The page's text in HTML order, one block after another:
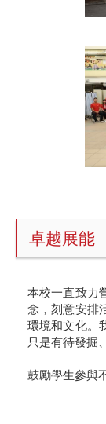
卓越展能
本校一直致力
念，刻意安排
環境和文化。
只是有待發掘
鼓勵學生參與